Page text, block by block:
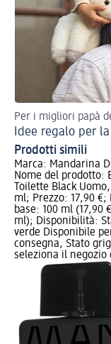
Per i migliori papà
Idee regalo per
Prodotti simili
Marca: Mandarina
Nome del prodotto:
Toilette Black
ml; Prezzo: 17,90 €;
base: 100 ml (17,90
ml); Disponibilità:
verde Disponibile
consegna, Stato
seleziona il negozio